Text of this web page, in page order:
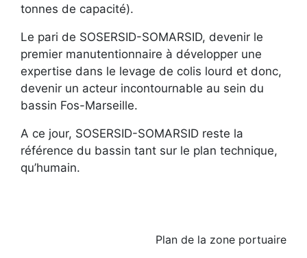
tonnes de capacité).
Le pari de SOSERSID-SOMARSID, devenir le
premier manutentionnaire à développer une
expertise dans le levage de colis lourd et donc,
devenir un acteur incontournable au sein du
bassin Fos-Marseille.
A ce jour, SOSERSID-SOMARSID reste la
référence du bassin tant sur le plan technique,
qu’humain.
Plan de la zone portuaire